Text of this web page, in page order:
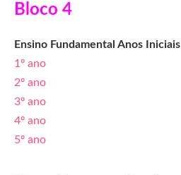
Bloco 4
Ensino Fundamental Anos Iniciais
1º ano
2º ano
3º ano
4º ano
5º ano